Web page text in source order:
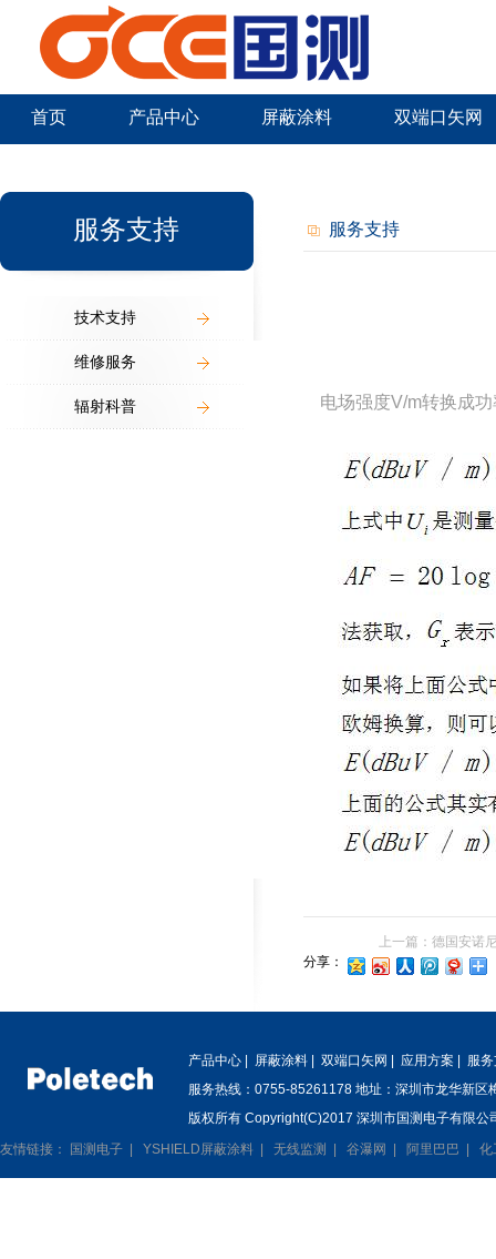
首页 产品中心 屏蔽涂料 双端口矢网
服务支持
技术支持
维修服务
辐射科普
服务支持
电场强度V/m转换成
上一篇： 德国安诺
分享：
产品中心 屏蔽涂料 双端口矢网 应用方案
服
服务热线：0755-85261178 地址：深圳市龙华新区
版权所有 Copyright(C)2017 深圳市国测电子有限公
友情链接：
国测电子 YSHIELD屏蔽涂料 无线监测 谷瀑网 阿里巴巴 化